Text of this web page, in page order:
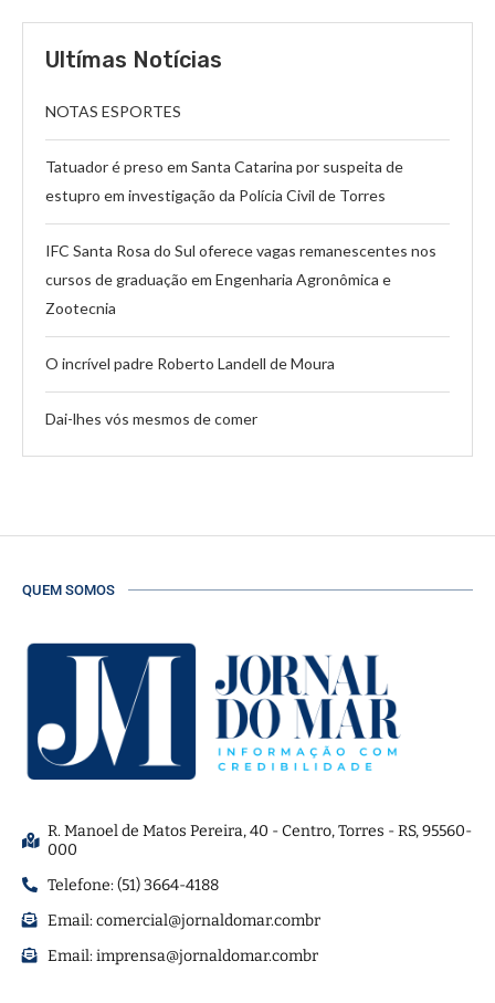
Ultímas Notícias
NOTAS ESPORTES
Tatuador é preso em Santa Catarina por suspeita de
estupro em investigação da Polícia Civil de Torres
IFC Santa Rosa do Sul oferece vagas remanescentes nos
cursos de graduação em Engenharia Agronômica e
Zootecnia
O incrível padre Roberto Landell de Moura
Dai-lhes vós mesmos de comer
QUEM SOMOS
R. Manoel de Matos Pereira, 40 - Centro, Torres - RS, 95560-
000
Telefone: (51) 3664-4188
Email:comercial@jornaldomar.combr
Email:imprensa@jornaldomar.combr